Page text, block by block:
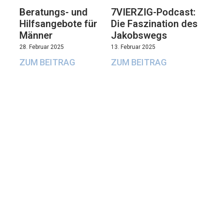
Beratungs- und
Hilfsangebote für
Männer
28. Februar 2025
ZUM BEITRAG
7VIERZIG-Podcast:
Die Faszination des
Jakobswegs
13. Februar 2025
ZUM BEITRAG